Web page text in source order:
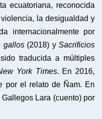
ecuatoriana, reconocida
la desigualdad y
internacionalmente por
gallos(2018) ySacrificios
traducida a múltiples
York Times. En 2016,
por el relato de Ñam. En
Lara (cuento) por